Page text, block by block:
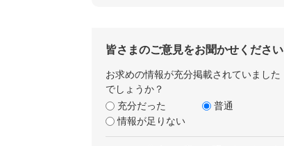
皆さまのご意見をお聞かせください
お求めの情報が充分掲載されていました
でしょうか？
充分だった
普通
情報が足りない